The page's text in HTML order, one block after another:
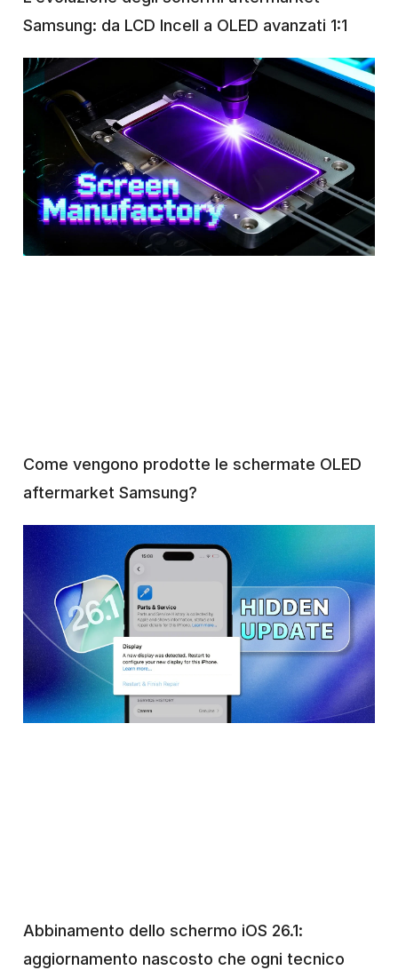
Samsung: da LCD Incell a OLED avanzati 1:1
Come vengono prodotte le schermate OLED
aftermarket Samsung?
Abbinamento dello schermo iOS 26.1:
aggiornamento nascosto che ogni tecnico